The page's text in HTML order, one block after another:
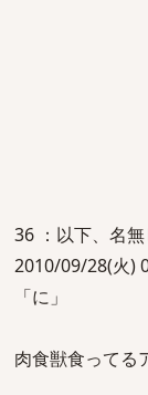
36 ：以下、名
2010/09/28(火)
「に」
肉食獣食ってる